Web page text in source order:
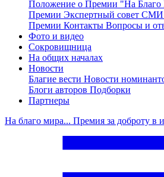
Положение о Премии "На
Премии Экспертный совет СМИ
Премии Контакты Вопросы и
Фото и видео
Сокровищница
На общих началах
Новости
Благие вести Новости
Блоги авторов Подборки
Партнеры
На благо мира... Премия за доброту в